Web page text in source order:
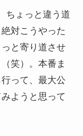
ちょっと違う道
対こうやった
と寄り道させ
笑）。本番ま
って、最大公
ようと思って